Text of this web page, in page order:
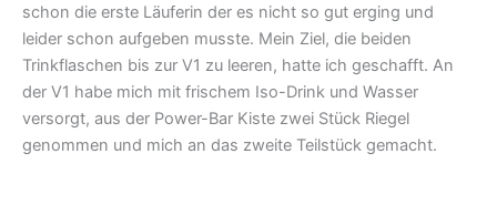
schon die erste Läuferin der es nicht so gut erging und
leider schon aufgeben musste. Mein Ziel, die beiden
Trinkflaschen bis zur V1 zu leeren, hatte ich geschafft. An
der V1 habe mich mit frischem Iso-Drink und Wasser
versorgt, aus der Power-Bar Kiste zwei Stück Riegel
genommen und mich an das zweite Teilstück gemacht.